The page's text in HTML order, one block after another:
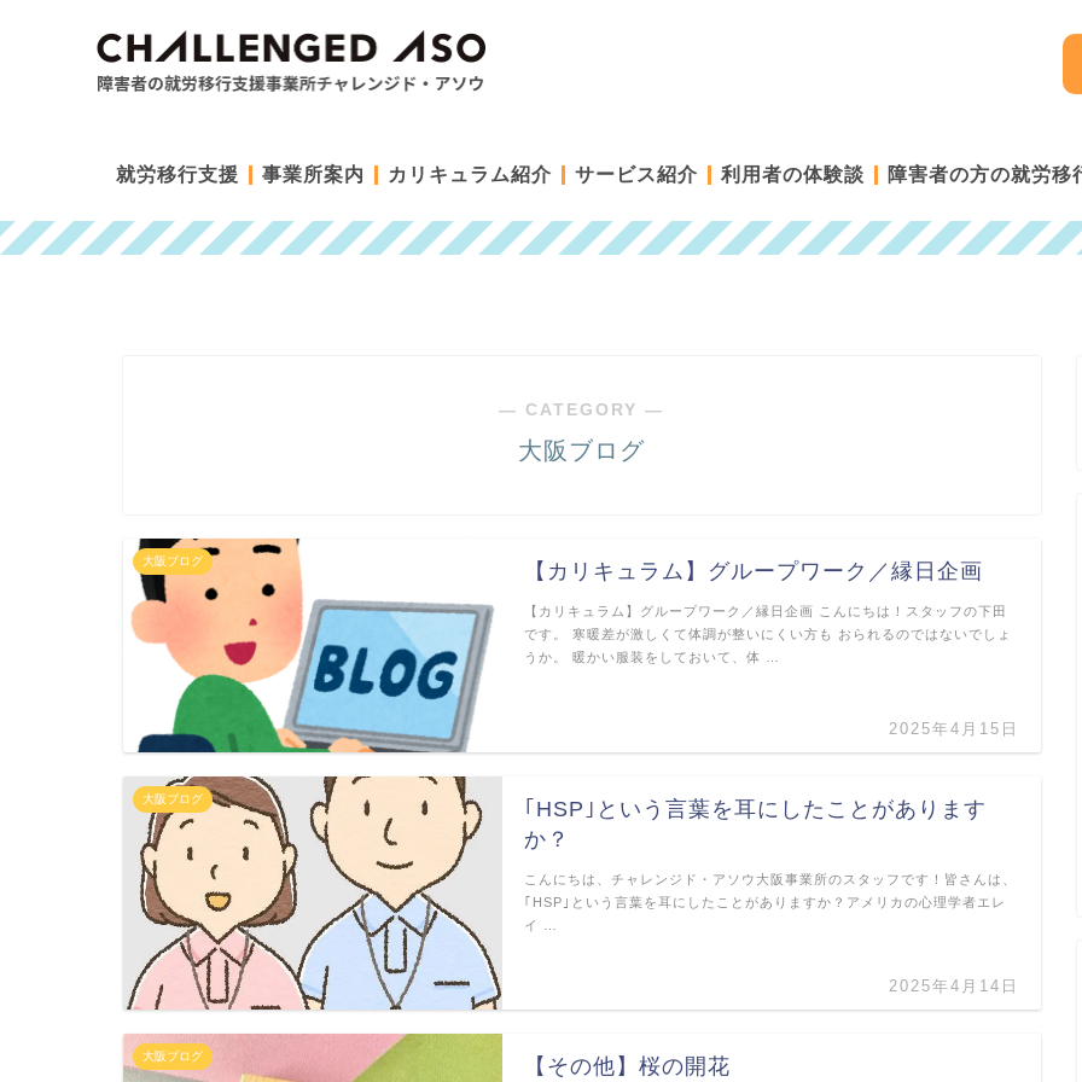
就労移行支援 事業所案内 カリキュラム紹介 サービス紹介 利用者の体験談 障害者の方の就労移
― CATEGORY ―
大阪ブログ
大阪ブログ 【カリキュラム】グループワーク／縁日企画
2025年4月15日
【カリキュラム】グループワーク／縁日企画 こんにちは！スタッフの下田
です。 寒暖差が激しくて体調が整いにくい方も おられるのではないでしょ
うか。 暖かい服装をしておいて、体 …
大阪ブログ
｢HSP｣という言葉を耳にしたことがあります
か？
2025年4月14日
こんにちは、チャレンジド・アソウ大阪事業所のスタッフです！皆さんは、
｢HSP｣という言葉を耳にしたことがありますか？アメリカの心理学者エレ
イ …
大阪ブログ 【その他】桜の開花